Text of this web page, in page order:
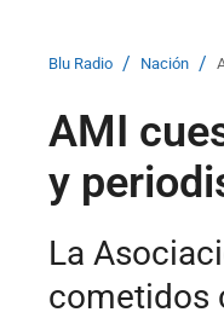
Blu Radio / Nación /
AMI
y
La
cometidos